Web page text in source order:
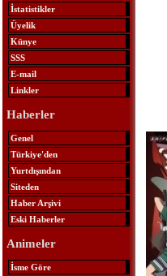
İstatistikler
Üyelik
Künye
SSS
E-mail
Linkler
Haberler
Genel
Türkiye'den
Yurtdışından
Siteden
Haber Arşivi
Eski Haberler
Animeler
İsme Göre